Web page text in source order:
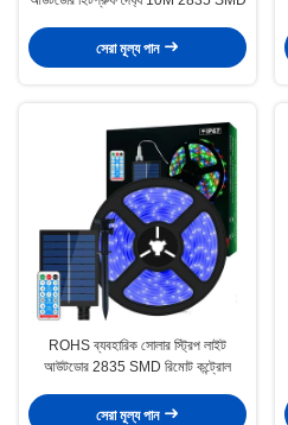
সেরা মূল্য পান
ROHS ব্যবহারিক সোলার স্ট্রিপ লাইট
আউটডোর 2835 SMD রিমোট কন্ট্রোল
সেরা মূল্য পান